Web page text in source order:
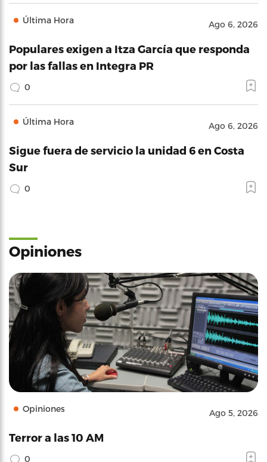
Última Hora Ago 6, 2026
Populares exigen a Itza García que responda
por las fallas en Integra PR
0
Última Hora Ago 6, 2026
Sigue fuera de servicio la unidad 6 en Costa
Sur
0
Opiniones
Opiniones Ago 5, 2026
Terror a las 10 AM
0